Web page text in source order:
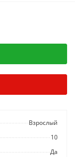
Взрослый
10
Да